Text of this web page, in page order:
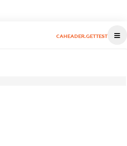
CAHEADER.GETTEST